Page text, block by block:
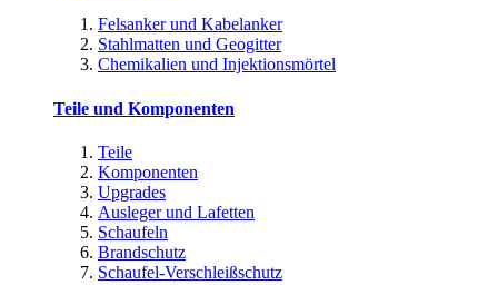
Felsanker und Kabelanker
Stahlmatten und Geogitter
Chemikalien und Injektionsmörtel
Teile und Komponenten
Teile
Komponenten
Upgrades
Ausleger und Lafetten
Schaufeln
Brandschutz
Schaufel-Verschleißschutz